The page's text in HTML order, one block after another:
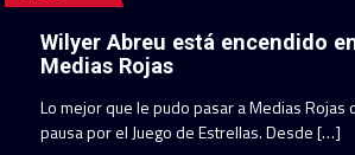
Wilyer Abreu está encendido
Medias Rojas
Lo mejor que le pudo pasar a Medias Rojas
pausa por el Juego de Estrellas. Desde […]